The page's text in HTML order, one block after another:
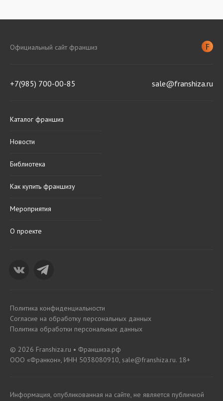
Официальный сайт франшиз
+7(985) 700-00-85 sale@franshiza.ru
Каталог франшиз
Новости
Библиотека
Как купить франшизу
Мероприятия
О проекте
Политика конфиденциальности
Согласие на обработку персональных данных
Политика обработки персональных данных
© 2026 Franshiza.ru • Франшиза.рф
ООО «Франкон», ИНН 5038080910, sale@franshiza.ru. 18+
Информация, опубликованная на сайте, не является публичной